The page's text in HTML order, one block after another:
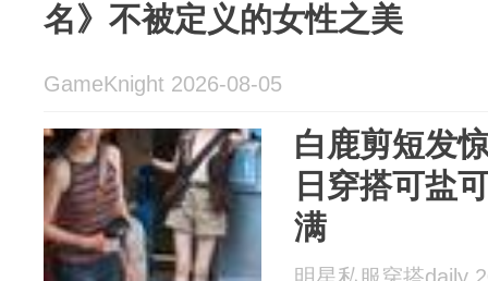
名》不被定义的女性之美
GameKnight 2026-08-05
白鹿剪短发
日穿搭可盐
满